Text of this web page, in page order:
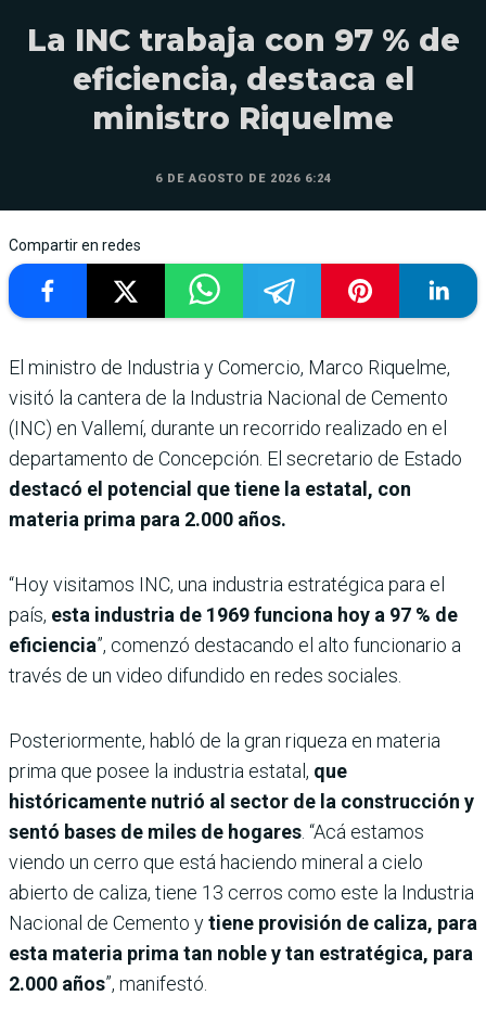
La INC trabaja con 97 % de
eficiencia, destaca el
ministro Riquelme
6 DE AGOSTO DE 2026 6:24
Compartir en redes
El ministro de Industria y Comercio, Marco Riquelme,
visitó la cantera de la Industria Nacional de Cemento
(INC) en Vallemí, durante un recorrido realizado en el
departamento de Concepción. El secretario de Estado
destacó el potencial que tiene la estatal, con
materia prima para 2.000 años.
“Hoy visitamos INC, una industria estratégica para el
país, esta industria de 1969 funciona hoy a 97 % de
eficiencia”, comenzó destacando el alto funcionario a
través de un video difundido en redes sociales.
Posteriormente, habló de la gran riqueza en materia
prima que posee la industria estatal, que
históricamente nutrió al sector de la construcción y
sentó bases de miles de hogares . “Acá estamos
viendo un cerro que está haciendo mineral a cielo
abierto de caliza, tiene 13 cerros como este la Industria
Nacional de Cemento ytiene provisión de caliza, para
esta materia prima tan noble y tan estratégica, para
2.000 años”, manifestó.